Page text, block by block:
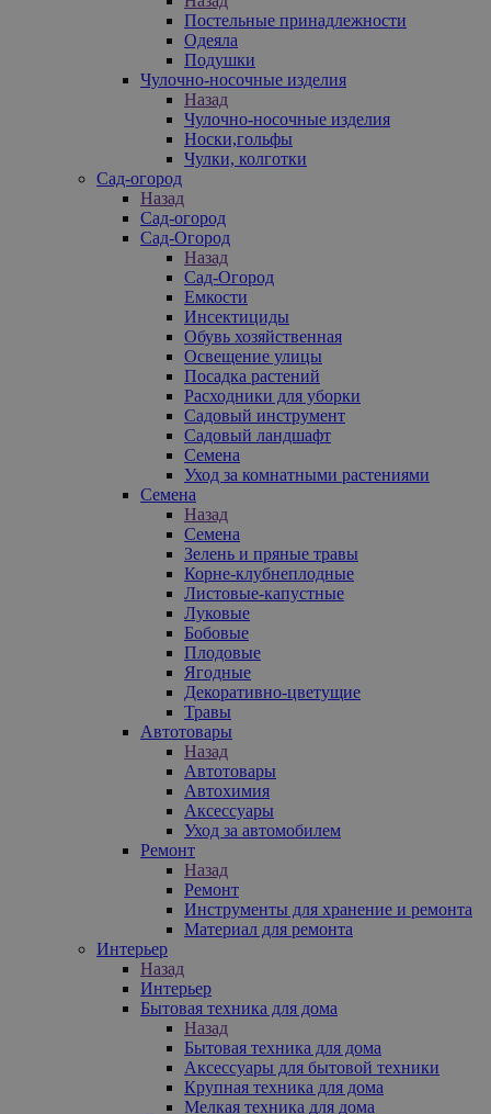
Постельные принадлежности
Одеяла
Подушки
Чулочно-носочные изделия
Назад
Чулочно-носочные изделия
Носки,гольфы
Чулки, колготки
Сад-огород
Назад
Сад-огород
Сад-Огород
Назад
Сад-Огород
Емкости
Инсектициды
Обувь хозяйственная
Освещение улицы
Посадка растений
Расходники для уборки
Садовый инструмент
Садовый ландшафт
Семена
Уход за комнатными растениями
Семена
Назад
Семена
Зелень и пряные травы
Корне-клубнеплодные
Листовые-капустные
Луковые
Бобовые
Плодовые
Ягодные
Декоративно-цветущие
Травы
Автотовары
Назад
Автотовары
Автохимия
Аксессуары
Уход за автомобилем
Ремонт
Назад
Ремонт
Инструменты для хранение и ремонта
Материал для ремонта
Интерьер
Назад
Интерьер
Бытовая техника для дома
Назад
Бытовая техника для дома
Аксессуары для бытовой техники
Крупная техника для дома
Мелкая техника для дома